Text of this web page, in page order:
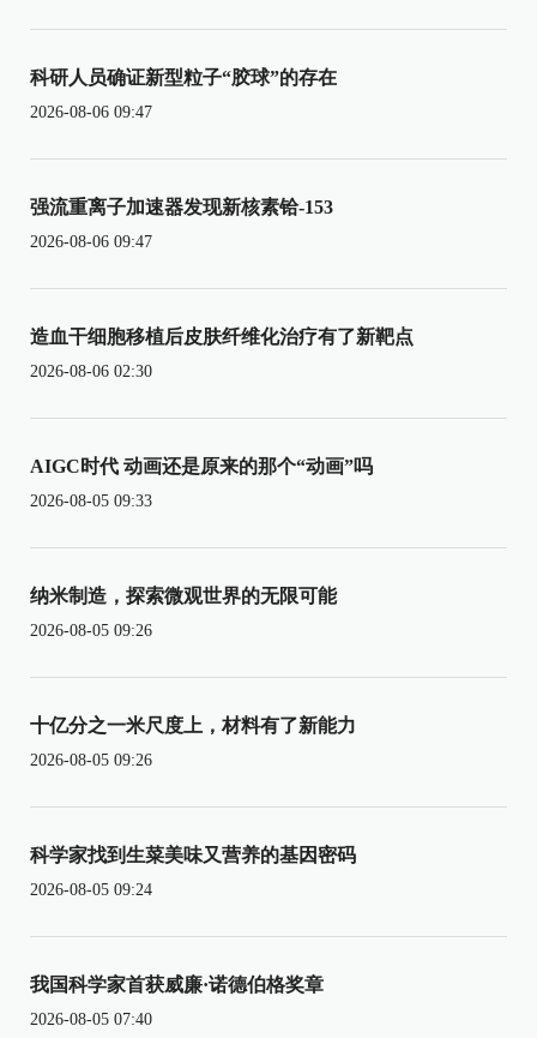
科研人员确证新型粒子“胶球”的存在
2026-08-06 09:47
强流重离子加速器发现新核素铪-153
2026-08-06 09:47
造血干细胞移植后皮肤纤维化治疗有了新靶点
2026-08-06 02:30
AIGC时代 动画还是原来的那个“动画”吗
2026-08-05 09:33
纳米制造，探索微观世界的无限可能
2026-08-05 09:26
十亿分之一米尺度上，材料有了新能力
2026-08-05 09:26
科学家找到生菜美味又营养的基因密码
2026-08-05 09:24
我国科学家首获威廉·诺德伯格奖章
2026-08-05 07:40